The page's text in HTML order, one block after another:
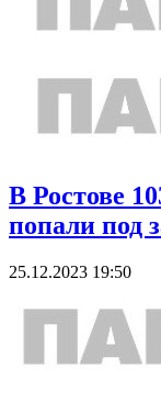
В Ростове
попали под
25.12.2023 19:50